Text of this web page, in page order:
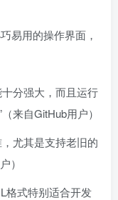
易用的操作界面，
分强大，而且运行
来自GitHub用户）
尤其是支持老旧的
）
格式特别适合开发